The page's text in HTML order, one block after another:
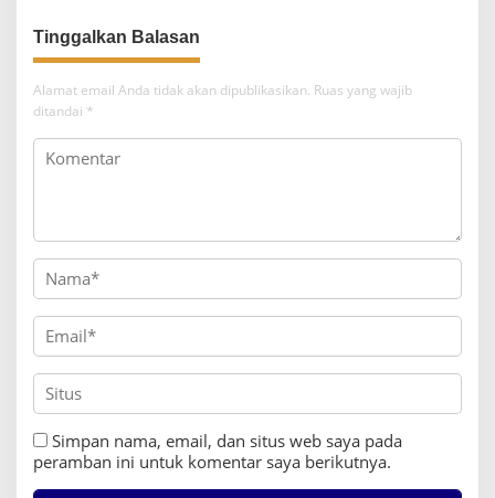
Tinggalkan Balasan
Alamat email Anda tidak akan dipublikasikan. Ruas yang wajib
ditandai *
Simpan nama, email, dan situs web saya pada
peramban ini untuk komentar saya berikutnya.